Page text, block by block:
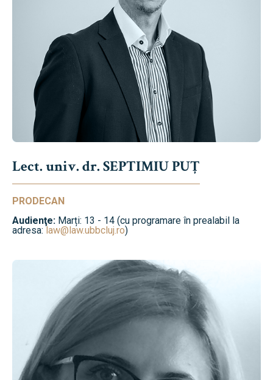
Lect. univ. dr. SEPTIMIU PUȚ
PRODECAN
Audienţe: Marți: 13 - 14 (cu programare în prealabil la
adresa:law@law.ubbcluj.ro)